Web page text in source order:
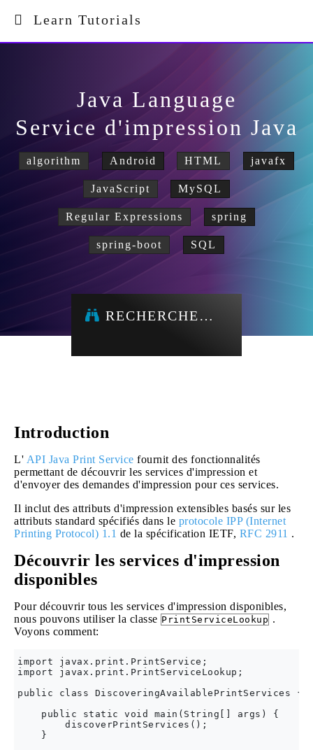
Learn Tutorials
Java Language
Service d'impression Java
algorithm Android HTML javafx
JavaScript MySQL
Regular Expressions spring
spring-boot SQL
RECHERCHE…
Introduction
L' API Java Print Service fournit des fonctionnalités
permettant de découvrir les services d'impression et
d'envoyer des demandes d'impression pour ces services.
Il inclut des attributs d'impression extensibles basés sur les
attributs standard spécifiés dans le protocole IPP (Internet
Printing Protocol) 1.1 de la spécification IETF, RFC 2911 .
Découvrir les services d'impression
disponibles
Pour découvrir tous les services d'impression disponibles,
nous pouvons utiliser la classe PrintServiceLookup .
Voyons comment:
import javax.print.PrintService;
import javax.print.PrintServiceLookup;
public class DiscoveringAvailablePrintServices {
    public static void main(String[] args) {
        discoverPrintServices();
    }